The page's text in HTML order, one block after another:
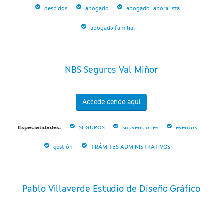
despidos abogado abogado laboralista
abogado familia
NBS Seguros Val Miñor
Accede dende aquí
Especialidades: SEGUROS subvenciones eventos
gestión TRÁMITES ADMINISTRATIVOS
Pablo Villaverde Estudio de Diseño Gráfico